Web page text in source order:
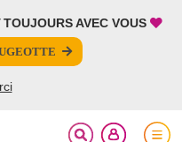
TOUJOURS AVEC VOUS
FERMER
FERMER
a été effectuée.